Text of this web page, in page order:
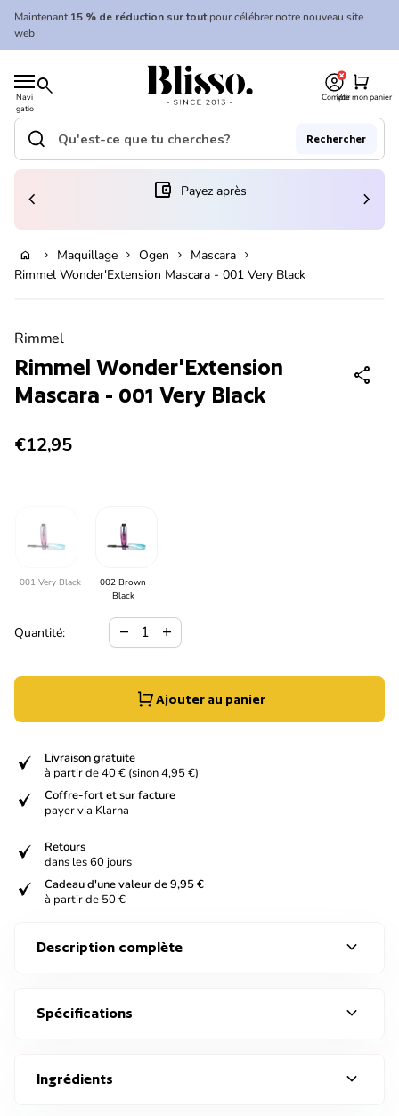
Skip to content
Maintenant15 % de réduction sur toutpour célébrer notre nouveau site
web
Navi
gatio
n
mobil
search
Accueil
CompteVoir mon panier
shopping_cart
Accueil
Recherche"
search Rechercher
(le lien s'ouvre dans un nouvel onglet/fenêtre)
account_balance_wallet Payez après
chevron_left chevron_right
home chevron_right Maquillage chevron_right Ogen chevron_right Mascara chevron_right
Rimmel Wonder'Extension Mascara - 001 Very Black
Rimmel
Rimmel Wonder'Extension
Mascara - 001 Very Black
share
Prix normal
€12,95
001 Very Black
002 Brown
Black
Quantité:
Diminuer la quantité pour
remove
Augmenter la quantité pour
add
Ajouter au panier
verified
Livraison gratuite
à partir de 40 € (sinon 4,95 €)
verified
Coffre-fort et sur facture
payer via Klarna
verified
Retours
dans les 60 jours
verified
Cadeau d'une valeur de 9,95 €
à partir de 50 €
Description complète expand_more
Spécifications expand_more
Ingrédients expand_more